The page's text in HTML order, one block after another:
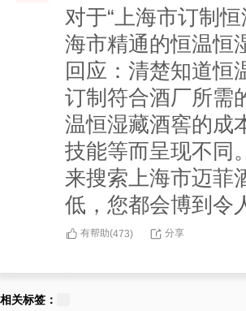
对于“上海市订制
海市精通的恒温
回应：清楚知道恒
订制符合酒厂所需
温恒湿藏酒窖的成
技能等而呈现不同
来搜索上海市迈菲
低，您都会博到令
有帮助(473) 分享
相关标签：